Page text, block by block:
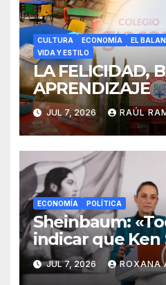
CULTURA ECONOMÍA EL
VIDA Y ESTILO
LA FELICIDAD,
APRENDIZAJE
JUL 7, 2026 RAÚL
ECONOMÍA POLÍTICA
Sheinbaum:
indicar que Ken
mintió» sobre
Mayo’
JUL 7, 2026 ROXANA